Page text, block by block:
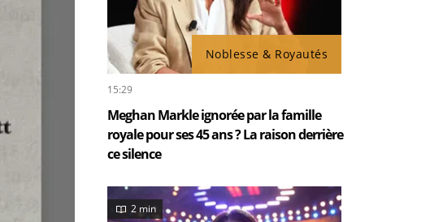
Noblesse & Royautés
15:29
Meghan Markle ignorée par la famille
royale pour ses 45 ans ? La raison derrière
ce silence
2 min